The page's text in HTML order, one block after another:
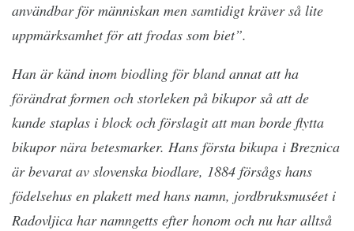
användbar för människan men samtidigt kräver så lite
uppmärksamhet för att frodas som biet”.
Han är känd inom biodling för bland annat att ha
förändrat formen och storleken på bikupor så att de
kunde staplas i block och förslagit att man borde flytta
bikupor nära betesmarker. Hans första bikupa i Breznica
är bevarat av slovenska biodlare, 1884 försågs hans
födelsehus en plakett med hans namn, jordbruksmuséet i
Radovljica har namngetts efter honom och nu har alltså